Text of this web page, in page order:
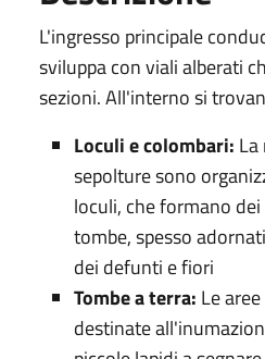
L'ingresso principale
sviluppa con viali alberati
sezioni. All'interno si
Loculi e colombari:
sepolture sono
loculi, che formano
tombe, spesso
dei defunti e fiori
Tombe a terra: Le
destinate